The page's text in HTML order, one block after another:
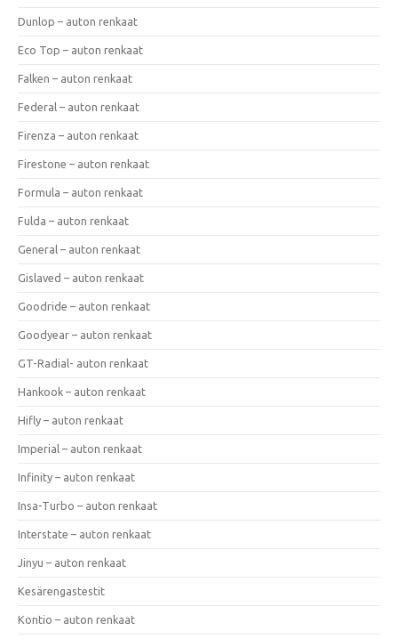
Dunlop – auton renkaat
Eco Top – auton renkaat
Falken – auton renkaat
Federal – auton renkaat
Firenza – auton renkaat
Firestone – auton renkaat
Formula – auton renkaat
Fulda – auton renkaat
General – auton renkaat
Gislaved – auton renkaat
Goodride – auton renkaat
Goodyear – auton renkaat
GT-Radial- auton renkaat
Hankook – auton renkaat
Hifly – auton renkaat
Imperial – auton renkaat
Infinity – auton renkaat
Insa-Turbo – auton renkaat
Interstate – auton renkaat
Jinyu – auton renkaat
Kesärengastestit
Kontio – auton renkaat